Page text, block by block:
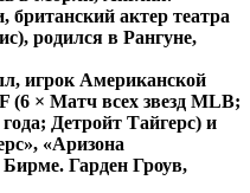
актер театра
родился в Рангуне,
игрок Американской
(6 × Матч всех звезд MLB;
Детройт Тайгерс) и
«Аризона
Гарден Гроув,